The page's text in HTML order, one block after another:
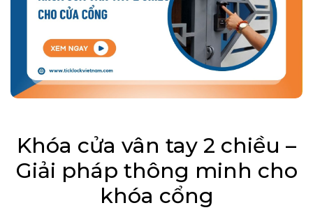
Khóa cửa vân tay 2 chiều –
Giải pháp thông minh cho
khóa cổng